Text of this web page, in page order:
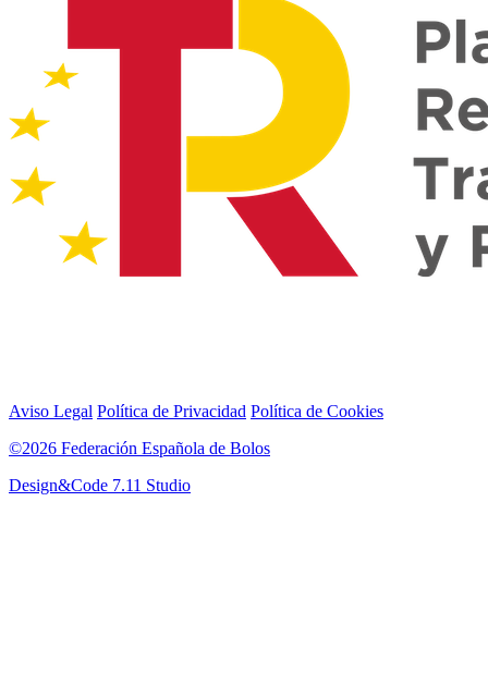
Aviso Legal Política de Privacidad Política de Cookies
©2026 Federación Española de Bolos
Design&Code 7.11 Studio